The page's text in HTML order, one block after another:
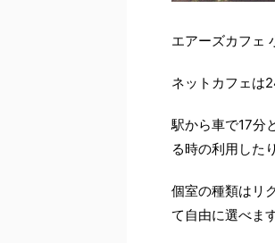
エアーズカフェ
ネットカフェは
駅から車で17分
る時の利用した
個室の種類はリ
て自由に選べます